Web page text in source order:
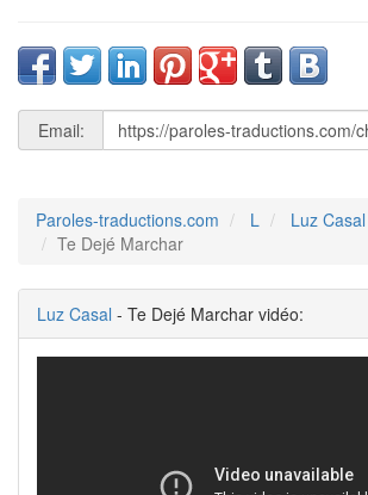
Email:
Paroles-traductions.com L
Luz Casal
Te Dejé Marchar
Luz Casal - Te Dejé Marchar vidéo: